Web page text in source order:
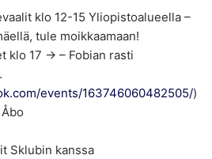
klo 12-15 Yliopistoalueella –
tule moikkaamaan!
klo 17 -> – Fobian rasti
events/163746060482505/)
Sklubin kanssa